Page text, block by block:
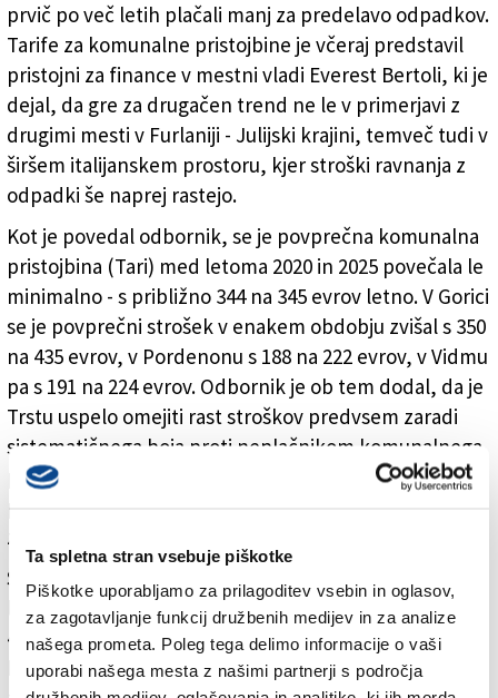
Ta spletna stran vsebuje piškotke
Piškotke uporabljamo za prilagoditev vsebin in oglasov,
za zagotavljanje funkcij družbenih medijev in za analize
našega prometa. Poleg tega delimo informacije o vaši
uporabi našega mesta z našimi partnerji s področja
Tržaška mestna hiša (ARHIV)
prvič po več letih plačali manj za predelavo odpadkov.
Tarife za komunalne pristojbine je včeraj predstavil
pristojni za finance v mestni vladi Everest Bertoli, ki je
dejal, da gre za drugačen trend ne le v primerjavi z
drugimi mesti v Furlaniji - Julijski krajini, temveč tudi v
širšem italijanskem prostoru, kjer stroški ravnanja z
odpadki še naprej rastejo.
Kot je povedal odbornik, se je povprečna komunalna
pristojbina (Tari) med letoma 2020 in 2025 povečala le
minimalno - s približno 344 na 345 evrov letno. V Gorici
se je povprečni strošek v enakem obdobju zvišal s 350
na 435 evrov, v Pordenonu s 188 na 222 evrov, v Vidmu
pa s 191 na 224 evrov. Odbornik je ob tem dodal, da je
Trstu uspelo omejiti rast stroškov predvsem zaradi
sistematičnega boja proti neplačnikom komunalnega
prispevka. Samo letos je občini uspelo zagotoviti
približno 3,6 milijona evrov prihrankov, ki zmanjšujejo
znesek davka.
Skupni strošek sistema ravnanja z odpadki bi sicer
lahko letos brez dodatnih ukrepov znašal približno
43,3 milijona evrov. Po zaslugi izterjanih dolgov se je
končni strošek znižal na 39,7 milijona evrov. Letošnje